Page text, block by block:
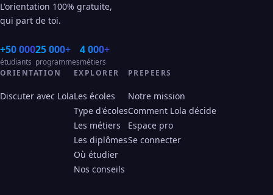
L'orientation 100% gratuite,
qui part de toi.
+50 000
étudiants
25 000+
programmes
4 000+
métiers
ORIENTATION
Discuter avec Lola
EXPLORER
Les écoles
Type d'écoles
Les métiers
Les diplômes
Où étudier
Nos conseils
PREPEERS
Notre mission
Comment Lola décide
Espace pro
Se connecter